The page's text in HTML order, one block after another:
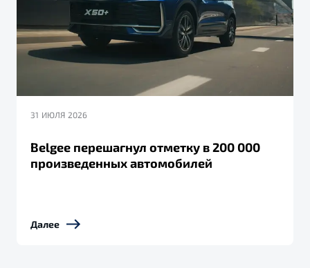
31 ИЮЛЯ 2026
Belgee перешагнул отметку в 200 000
произведенных автомобилей
Далее